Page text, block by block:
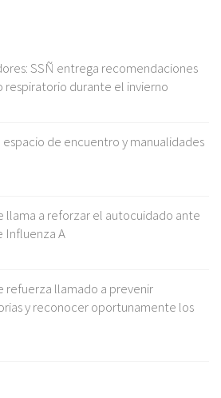
SSÑ entrega recomendaciones
respiratorio durante el invierno
de encuentro y manualidades
llama a reforzar el autocuidado ante
Influenza A
refuerza llamado a prevenir
y reconocer oportunamente los